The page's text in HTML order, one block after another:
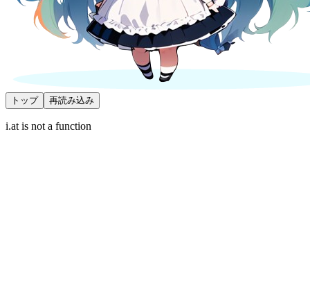
トップ 再読み込み
i.at is not a function